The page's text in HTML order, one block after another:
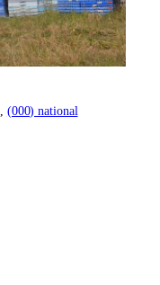
(000) national